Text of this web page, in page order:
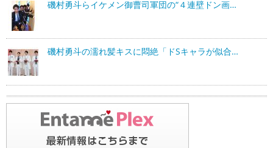
磯村勇斗らイケメン御曹司軍団の“４連壁ドン画…
磯村勇斗の濡れ髪キスに悶絶「ドSキャラが似合…